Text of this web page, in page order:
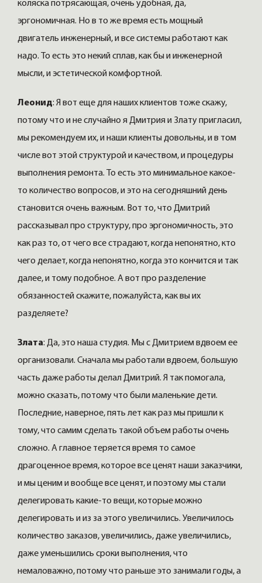
коляска потрясающая, очень удобная, да,
эргономичная. Но в то же время есть мощный
двигатель инженерный, и все системы работают как
надо. То есть это некий сплав, как бы и инженерной
мысли, и эстетической комфортной.
Леонид: Я вот еще для наших клиентов тоже скажу,
потому что и не случайно я Дмитрия и Злату пригласил,
мы рекомендуем их, и наши клиенты довольны, и в том
числе вот этой структурой и качеством, и процедуры
выполнения ремонта. То есть это минимальное какое-
то количество вопросов, и это на сегодняшний день
становится очень важным. Вот то, что Дмитрий
рассказывал про структуру, про эргономичность, это
как раз то, от чего все страдают, когда непонятно, кто
чего делает, когда непонятно, когда это кончится и так
далее, и тому подобное. А вот про разделение
обязанностей скажите, пожалуйста, как вы их
разделяете?
Злата: Да, это наша студия. Мы с Дмитрием вдвоем ее
организовали. Сначала мы работали вдвоем, большую
часть даже работы делал Дмитрий. Я так помогала,
можно сказать, потому что были маленькие дети.
Последние, наверное, пять лет как раз мы пришли к
тому, что самим сделать такой объем работы очень
сложно. А главное теряется время то самое
драгоценное время, которое все ценят наши заказчики,
и мы ценим и вообще все ценят, и поэтому мы стали
делегировать какие-то вещи, которые можно
делегировать и из за этого увеличились. Увеличилось
количество заказов, увеличились, даже увеличились,
даже уменьшились сроки выполнения, что
немаловажно, потому что раньше это занимали годы, а